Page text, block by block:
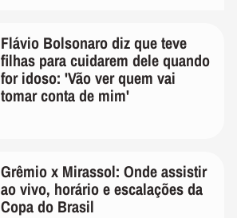
Flávio Bolsonaro diz que teve
filhas para cuidarem dele quando
for idoso: 'Vão ver quem vai
tomar conta de mim'
Grêmio x Mirassol: Onde assistir
ao vivo, horário e escalações da
Copa do Brasil